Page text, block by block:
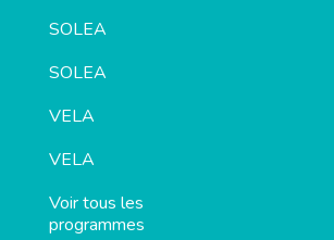
SOLEA
SOLEA
VELA
VELA
Voir tous les
programmes